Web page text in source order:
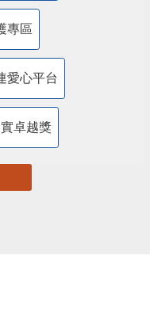
專區
愛心平台
卓越獎